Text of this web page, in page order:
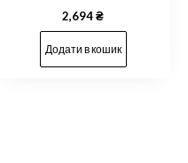
2,694₴
Додати в кошик